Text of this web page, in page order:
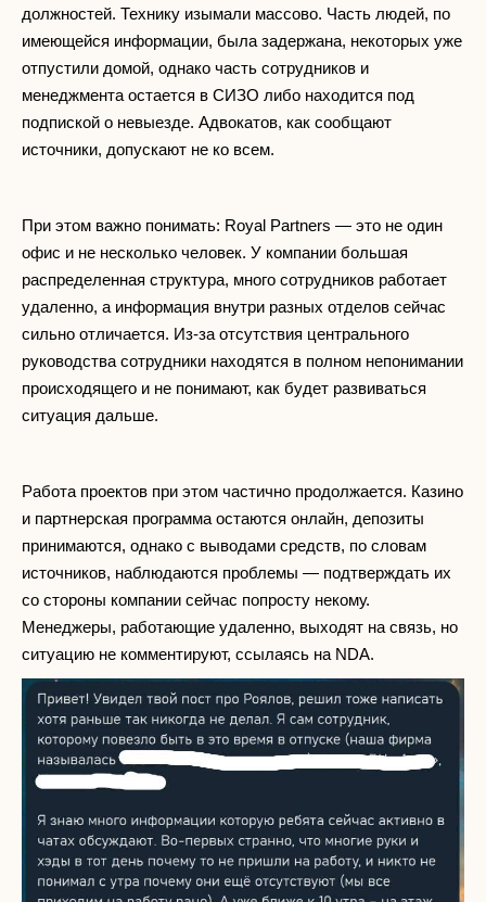
должностей. Технику изымали массово. Часть людей, по
имеющейся информации, была задержана, некоторых уже
отпустили домой, однако часть сотрудников и
менеджмента остается в СИЗО либо находится под
подпиской о невыезде. Адвокатов, как сообщают
источники, допускают не ко всем.
При этом важно понимать: Royal Partners — это не один
офис и не несколько человек. У компании большая
распределенная структура, много сотрудников работает
удаленно, а информация внутри разных отделов сейчас
сильно отличается. Из-за отсутствия центрального
руководства сотрудники находятся в полном непонимании
происходящего и не понимают, как будет развиваться
ситуация дальше.
Работа проектов при этом частично продолжается. Казино
и партнерская программа остаются онлайн, депозиты
принимаются, однако с выводами средств, по словам
источников, наблюдаются проблемы — подтверждать их
со стороны компании сейчас попросту некому.
Менеджеры, работающие удаленно, выходят на связь, но
ситуацию не комментируют, ссылаясь на NDA.